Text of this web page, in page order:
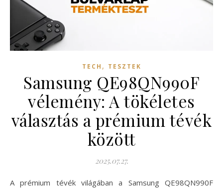
TECH , TESZTEK
Samsung QE98QN990F
vélemény: A tökéletes
választás a prémium tévék
között
2025.07.27.
A prémium tévék világában a Samsung QE98QN990F